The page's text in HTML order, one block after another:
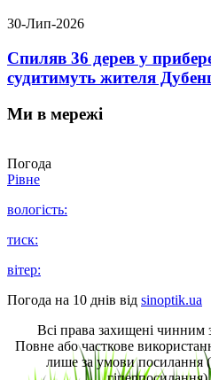
30-Лип-2026
Спиляв 36 дерев у
судитимуть жителя
Ми в мережі
Погода
Рівне
вологість:
тиск:
вітер:
Погода на 10 днів від sinoptik.ua
Всі права захищені чинним
Повне або часткове
лише за умови посилання